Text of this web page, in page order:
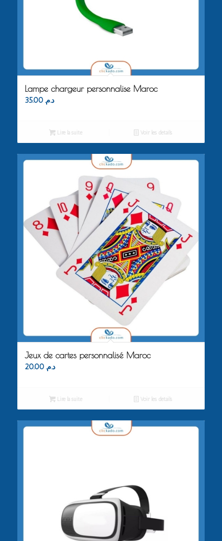
Lampe chargeur personnalise Maroc
د.م. 35.00
Lire la suite Voir les détails
Jeux de cartes personnalisé Maroc
د.م. 20.00
Lire la suite Voir les détails